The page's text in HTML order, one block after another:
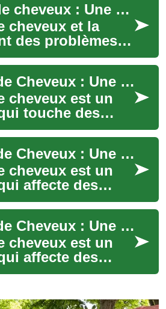
La greffe de cheveux : Une solution durable pour la perte de cheveux
cheveux et la
des problèmes
de nombreuses
dans le monde
...
La Greffe de Cheveux : Une Solution Permanente pour la Perte de Cheveux
cheveux est un
touche des
personnes dans
leur
s...
La Greffe de Cheveux : Une Solution Médicale à la Perte de Cheveux
cheveux est un
affecte des
personnes dans
et femmes
...
La Greffe de Cheveux : Une Solution Durable pour la Perte de Cheveux
cheveux est un
affecte des
personnes dans
leur
s...